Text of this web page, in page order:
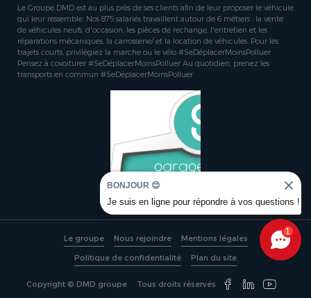
Le Groupe DMD est au plus près de ses clients afin de leur proposer le véhicule
qui leur ressemble. Nos 875 salariés travaillent autour de 6 métiers : la vente
de véhicules neufs, d'occasion, les pièces de rechange, l'entretien et les
réparations mécaniques, la carrosserie/ et la location de véhicules. Pour les
trajets courts, privilégiez la marche ou le vélo #SeDéplacerMoinsPolluer
Pensez à covoiturer #SeDéplacerMoinsPolluer Au quotidien, prenez les
transports en commun #SeDéplacerMoinsPolluer
Le groupe Nous rejoindre Mentions légales
Politique de confidentialité Plan du site
Copyright © DMD groupe Tous droits réservés
1
BONJOUR 😊
Je suis en ligne pour répondre à vos questions !